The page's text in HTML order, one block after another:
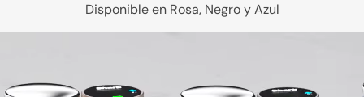
Disponible en Rosa, Negro y Azul